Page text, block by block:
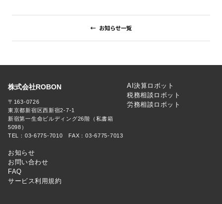
お知らせ一覧
株式会社ROBON
〒163-0726
東京都新宿区西新宿2-7-1
新宿第一生命ビルディング26階（私書箱
5098）
TEL：03-6775-7010 FAX：03-6775-7013
AI決算ロボット
税務相談ロボット
労務相談ロボット
お知らせ
お問い合わせ
FAQ
サービス利用規約